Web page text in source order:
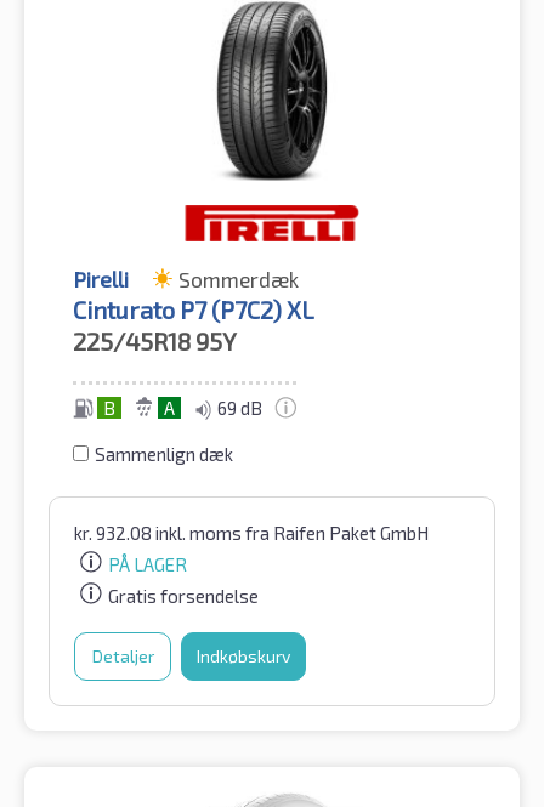
Pirelli Sommerdæk
Cinturato P7 (P7C2) XL
225/45R18 95Y
B A 69 dB
Sammenlign dæk
kr. 932.08 inkl. moms fra Raifen Paket GmbH
PÅ LAGER
Gratis forsendelse
Detaljer Indkøbskurv